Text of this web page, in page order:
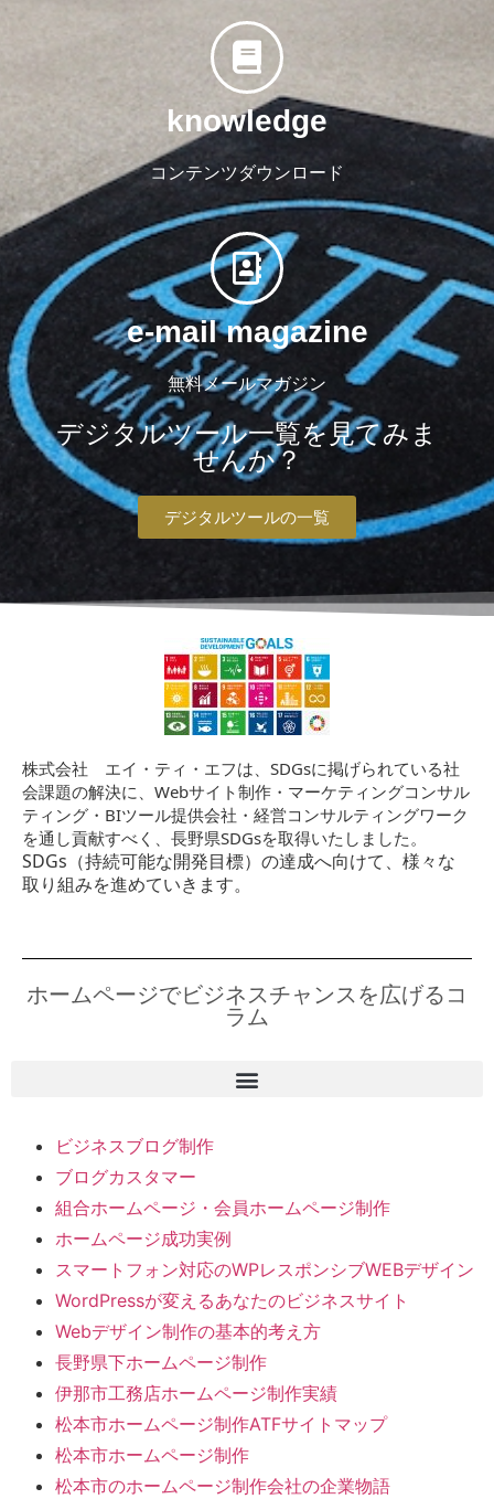
knowledge
コンテンツダウンロード
e-mail magazine
無料メールマガジン
デジタルツール一覧を見てみま
せんか？
デジタルツールの一覧
株式会社 エイ・ティ・エフは、SDGsに掲げられている社
会課題の解決に、Webサイト制作・マーケティングコンサル
ティング・BIツール提供会社・経営コンサルティングワーク
を通し貢献すべく、長野県SDGsを取得いたしました。
SDGs（持続可能な開発目標）の達成へ向けて、様々な
取り組みを進めていきます。
ホームページでビジネスチャンスを広げるコ
ラム
ビジネスブログ制作
ブログカスタマー
組合ホームページ・会員ホームページ制作
ホームページ成功実例
スマートフォン対応のWPレスポンシブWEBデザイン
WordPressが変えるあなたのビジネスサイト
Webデザイン制作の基本的考え方
長野県下ホームページ制作
伊那市工務店ホームページ制作実績
松本市ホームページ制作ATFサイトマップ
松本市ホームページ制作
松本市のホームページ制作会社の企業物語